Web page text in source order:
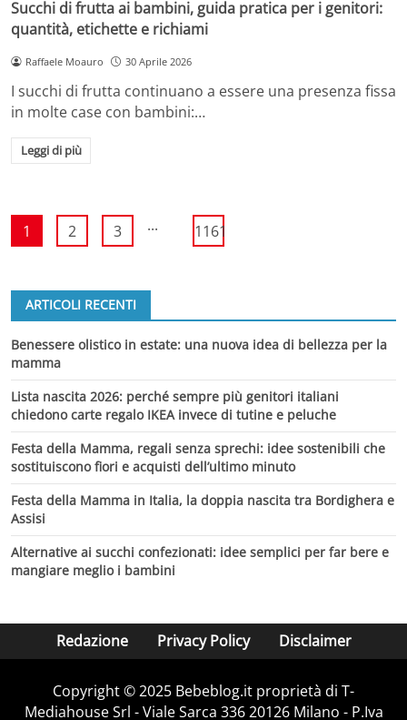
Succhi di frutta ai bambini, guida pratica per i genitori:
quantità, etichette e richiami
Raffaele Moauro 30 Aprile 2026
I succhi di frutta continuano a essere una presenza fissa
in molte case con bambini:…
Leggi di più
1 2 3 ... 1161
ARTICOLI RECENTI
Benessere olistico in estate: una nuova idea di bellezza per la
mamma
Lista nascita 2026: perché sempre più genitori italiani
chiedono carte regalo IKEA invece di tutine e peluche
Festa della Mamma, regali senza sprechi: idee sostenibili che
sostituiscono fiori e acquisti dell’ultimo minuto
Festa della Mamma in Italia, la doppia nascita tra Bordighera e
Assisi
Alternative ai succhi confezionati: idee semplici per far bere e
mangiare meglio i bambini
Redazione Privacy Policy Disclaimer
Copyright © 2025 Bebeblog.it proprietà di T-
Mediahouse Srl - Viale Sarca 336 20126 Milano - P.Iva